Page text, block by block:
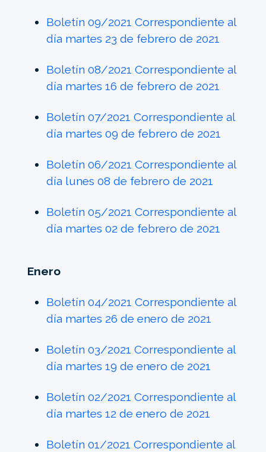
Boletín 09/2021 Correspondiente al
día martes 23 de febrero de 2021
Boletín 08/2021 Correspondiente al
día martes 16 de febrero de 2021
Boletín 07/2021 Correspondiente al
día martes 09 de febrero de 2021
Boletín 06/2021 Correspondiente al
día lunes 08 de febrero de 2021
Boletín 05/2021 Correspondiente al
día martes 02 de febrero de 2021
Enero
Boletín 04/2021 Correspondiente al
día martes 26 de enero de 2021
Boletín 03/2021 Correspondiente al
día martes 19 de enero de 2021
Boletín 02/2021 Correspondiente al
día martes 12 de enero de 2021
Boletín 01/2021 Correspondiente al